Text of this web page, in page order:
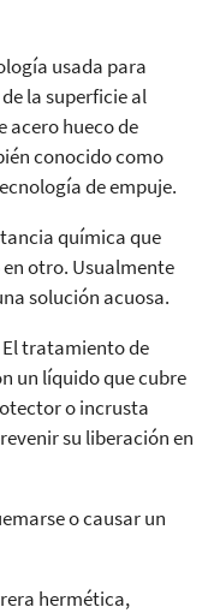
usada para
la superficie al
acero hueco de
conocido como
de empuje.
química que
otro. Usualmente
solución acuosa.
El tratamiento de
un líquido que cubre
o incrusta
su liberación en
o causar un
hermética,